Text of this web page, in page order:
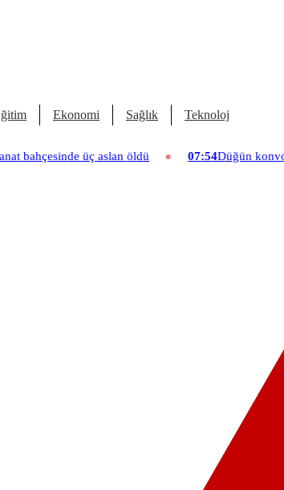
Ekonomi Sağlık Teknoloji
öldü 07:54Düğün konvoyuna ağır fatura: